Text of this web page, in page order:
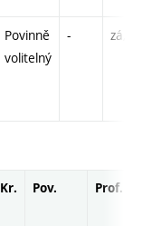
Povinně
volitelný
- zá,zk
Kr. Pov. Prof.